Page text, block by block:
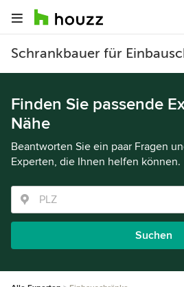
Schrankbauer für
Finden Sie passende
Nähe
Beantworten Sie ein paar Fragen
Experten, die Ihnen helfen können.
Suchen